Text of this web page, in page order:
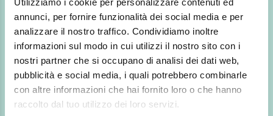
annunci, per fornire funzionalità dei social media e per
analizzare il nostro traffico. Condividiamo inoltre
informazioni sul modo in cui utilizzi il nostro sito con i
nostri partner che si occupano di analisi dei dati web,
pubblicità e social media, i quali potrebbero combinarle
con altre informazioni che hai fornito loro o che hanno
raccolto dal tuo utilizzo dei loro servizi.
TEMPISTICHE IMMEDIATE
Tempi di attesa ridotti per tutti gli esami e le
prestazioni.
COLLABORAZIONI DI PRESTIGIO